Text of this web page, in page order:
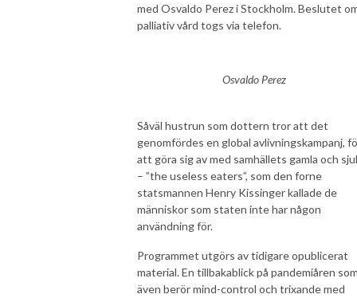
med Osvaldo Perez i Stockholm. Beslutet
palliativ vård togs via telefon.
Osvaldo Perez
Såväl hustrun som dottern tror att det
genomfördes en global avlivningskampanj,
att göra sig av med samhällets gamla och
– ”the useless eaters”, som den forne
statsmannen Henry Kissinger kallade de
människor som staten inte har någon
användning för.
Programmet utgörs av tidigare opublicerat
material. En tillbakablick på pandemiåren
även berör mind-control och trixande med